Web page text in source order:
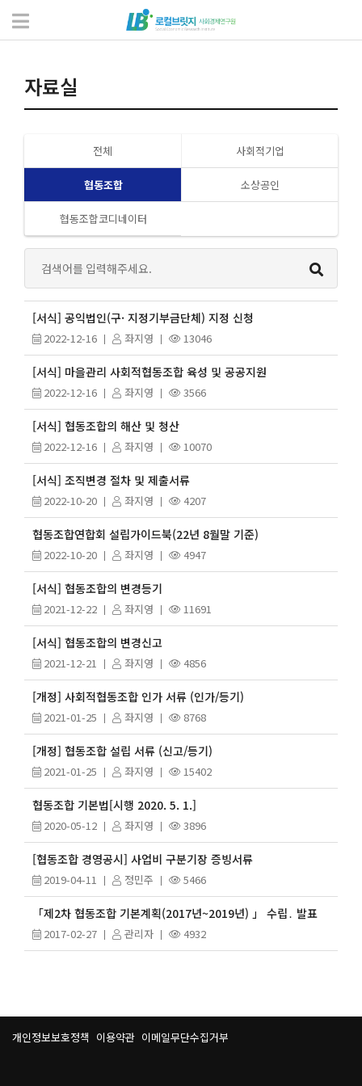
서식 및 자료
자료실
전체 사회적기업
협동조합 소상공인
협동조합코디네이터
[서식] 공익법인(구· 지정기부금단체) 지정 신청
2022-12-16 좌지영 13046
[서식] 마을관리 사회적협동조합 육성 및 공공지원
2022-12-16 좌지영 3566
[서식] 협동조합의 해산 및 청산
2022-12-16 좌지영 10070
[서식] 조직변경 절차 및 제출서류
2022-10-20 좌지영 4207
협동조합연합회 설립가이드북(22년 8월말 기준)
2022-10-20 좌지영 4947
[서식] 협동조합의 변경등기
2021-12-22 좌지영 11691
[서식] 협동조합의 변경신고
2021-12-21 좌지영 4856
[개정] 사회적협동조합 인가 서류 (인가/등기)
2021-01-25 좌지영 8768
[개정] 협동조합 설립 서류 (신고/등기)
2021-01-25 좌지영 15402
협동조합 기본법[시행 2020. 5. 1.]
2020-05-12 좌지영 3896
[협동조합 경영공시] 사업비 구분기장 증빙서류
2019-04-11 정민주 5466
「제2차 협동조합 기본계획(2017년~2019년) 」 수립․ 발표
2017-02-27 관리자 4932
개인정보보호정책 이용약관 이메일무단수집거부